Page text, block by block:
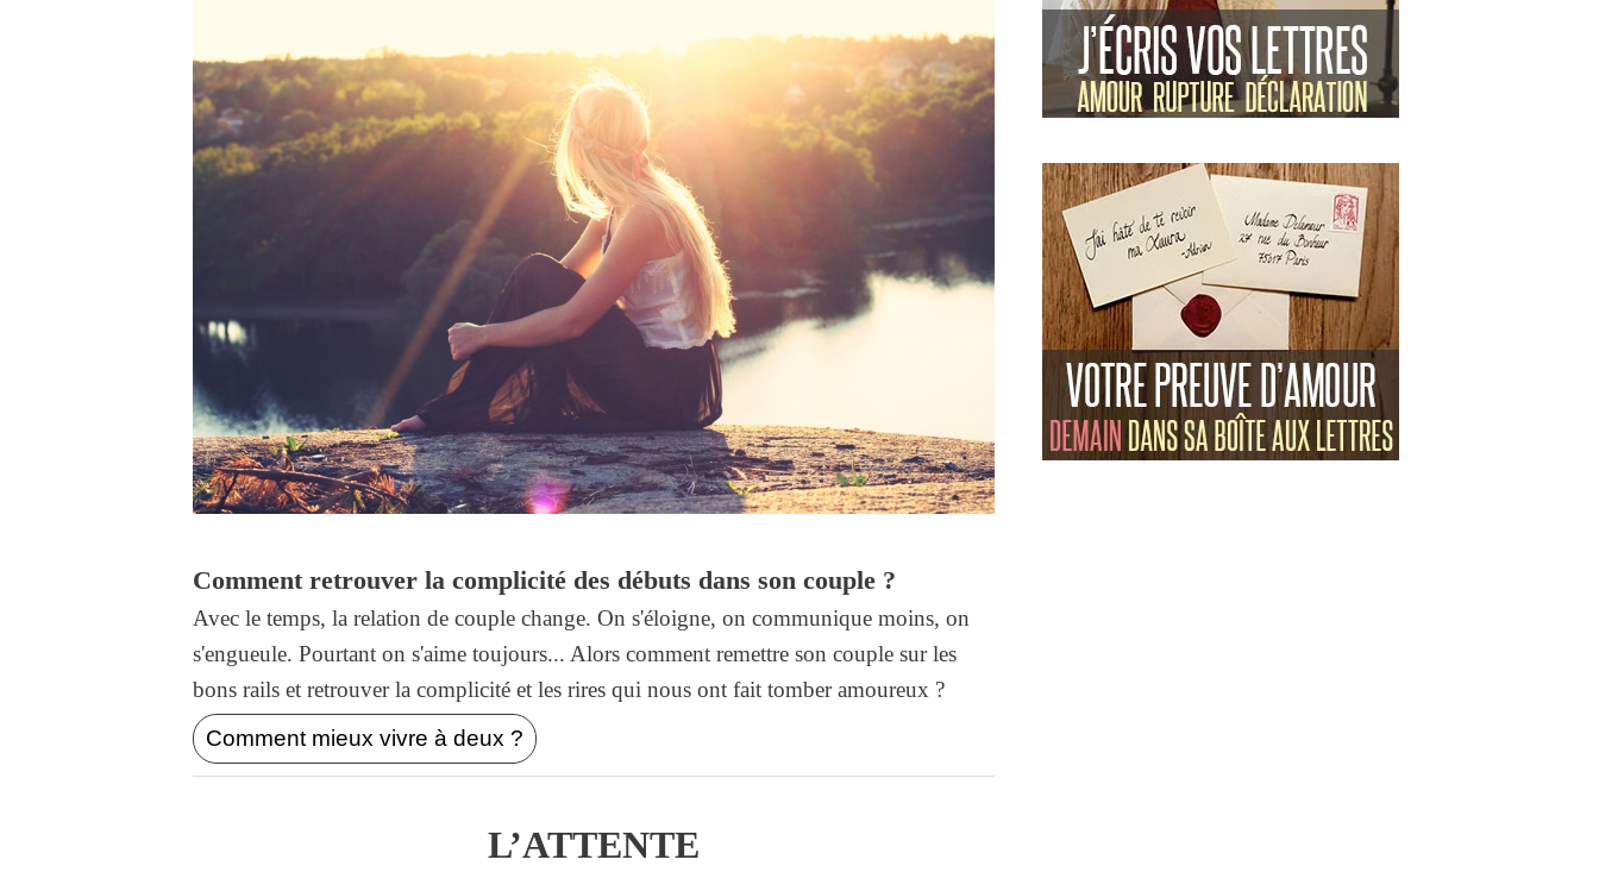
Comment retrouver la complicité des débuts dans son couple ?
Avec le temps, la relation de couple change. On s'éloigne, on communique moins, on
s'engueule. Pourtant on s'aime toujours... Alors comment remettre son couple sur les
bons rails et retrouver la complicité et les rires qui nous ont fait tomber amoureux ?
Comment mieux vivre à deux ?
L’ATTENTE